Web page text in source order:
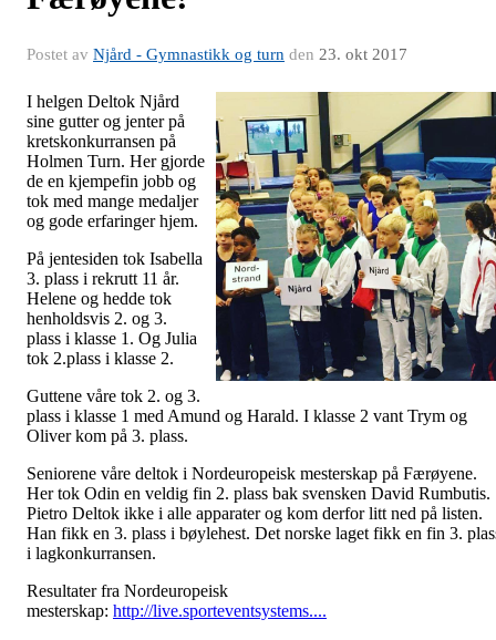
Postet av Njård - Gymnastikk og turn den 23. okt 2017
I helgen Deltok Njård
sine gutter og jenter på
kretskonkurransen på
Holmen Turn. Her gjorde
de en kjempefin jobb og
tok med mange medaljer
og gode erfaringer hjem.
På jentesiden tok Isabella
3. plass i rekrutt 11 år.
Helene og hedde tok
henholdsvis 2. og 3.
plass i klasse 1. Og Julia
tok 2.plass i klasse 2.
Guttene våre tok 2. og 3.
plass i klasse 1 med Amund og Harald. I klasse 2 vant Trym og
Oliver kom på 3. plass.
Seniorene våre deltok i Nordeuropeisk mesterskap på Færøyene.
Her tok Odin en veldig fin 2. plass bak svensken David Rumbutis.
Pietro Deltok ikke i alle apparater og kom derfor litt ned på listen.
Han fikk en 3. plass i bøylehest. Det norske laget fikk en fin 3.
i lagkonkurransen.
Resultater fra Nordeuropeisk
mesterskap: http://live.sporteventsystems....